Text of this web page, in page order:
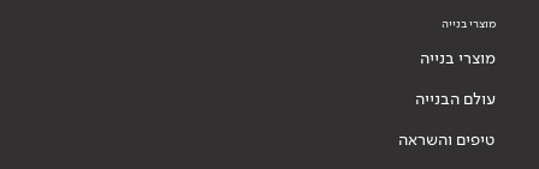
מוצרי בנייה
מוצרי בנייה
עולם הבנייה
טיפים והשראה